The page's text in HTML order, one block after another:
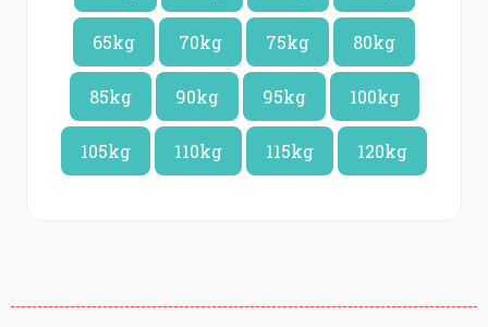
65kg 70kg 75kg 80kg
85kg 90kg 95kg 100kg
105kg 110kg 115kg 120kg